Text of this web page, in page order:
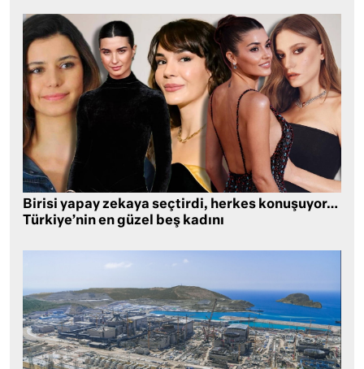
Birisi yapay zekaya seçtirdi, herkes konuşuyor…
Türkiye’nin en güzel beş kadını